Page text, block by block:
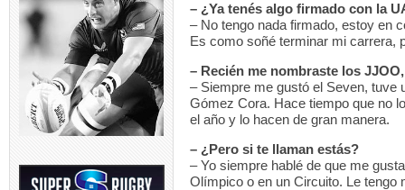
– ¿Ya tenés algo firmado con la
– No tengo nada firmado, estoy en
Es como soñé terminar mi carrera,
– Recién me nombraste los
– Siempre me gustó el Seven, tuve
Gómez Cora. Hace tiempo que no
el año y lo hacen de gran manera.
– ¿Pero si te llaman estás?
– Yo siempre hablé de que me
Olímpico o en un Circuito. Le tengo